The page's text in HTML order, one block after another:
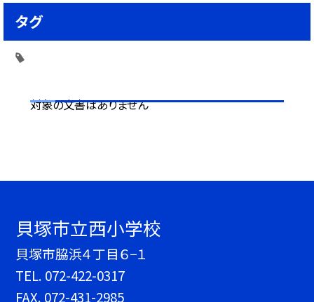
対象の文書はありません
タグ
貝塚市立西小学校
貝塚市脇浜４丁目６−１
TEL. 072-422-0317
FAX. 072-431-2985